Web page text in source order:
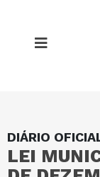
DIÁRIO
LEIMAPA DO